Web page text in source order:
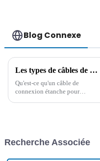
Blog Connexe
Les types de câbles de connexion étanches pour produits d'éclairage et leur application
Qu'est-ce qu'un câble de
connexion étanche pour
connexion étanche pour
Recherche Associée